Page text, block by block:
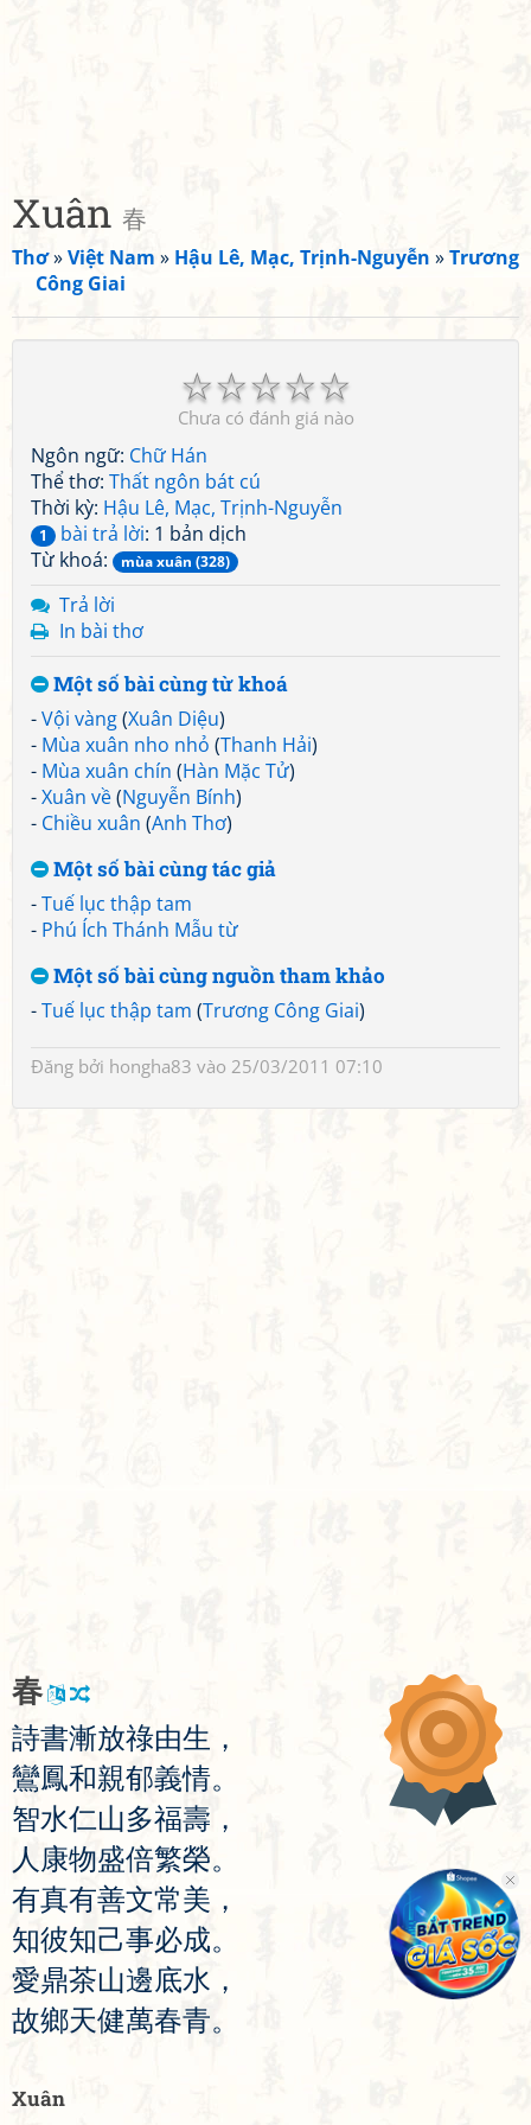
Xuân 春
Thơ»Việt Nam » Hậu Lê, Mạc, Trịnh-Nguyễn »Trương
Công Giai
☆
☆
☆
☆
☆
Chưa có đánh giá nào
Ngôn ngữ: Chữ Hán
Thể thơ: Thất ngôn bát cú
Thời kỳ: Hậu Lê, Mạc, Trịnh-Nguyễn
1 bài trả lời: 1 bản dịch
Từ khoá:
mùa xuân (328)
Trả lời
In bài thơ
Một số bài cùng từ khoá
-Vội vàng(Xuân Diệu)
- Mùa xuân nho nhỏ (Thanh Hải)
- Mùa xuân chín (Hàn Mặc Tử)
-Xuân về(Nguyễn Bính)
- Chiều xuân (Anh Thơ)
Một số bài cùng tác giả
-Tuế lục thập tam
- Phú Ích Thánh Mẫu từ
Một số bài cùng nguồn tham khảo
-Tuế lục thập tam (Trương Công Giai)
Đăng bởi hongha83 vào 25/03/2011 07:10
春
詩書漸放祿由生 ，
鸞鳳和親郁義情。
智水仁山多福壽 ，
人 康物盛倍繁榮。
有真有善文常美 ，
知彼知己事必成。
愛鼎茶山邊底水 ，
故鄉天健萬春青。
Xuân